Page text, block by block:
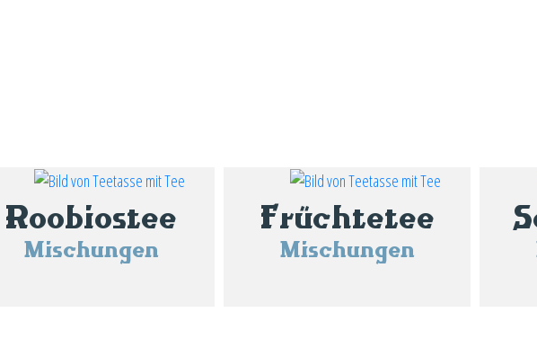
Roobiostee
Mischungen
Früchtetee
Mischungen